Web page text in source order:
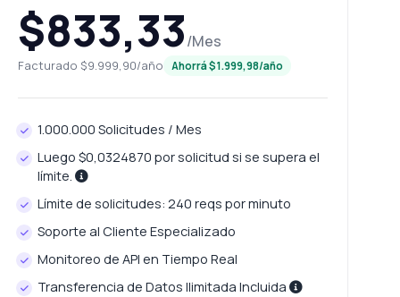
$833,33/Mes
Facturado $9.999,90/año Ahorrá $1.999,98/año
1.000.000 Solicitudes / Mes
Luego $0,0324870 por solicitud si se supera el
límite.
Límite de solicitudes: 240 reqs por minuto
Soporte al Cliente Especializado
Monitoreo de API en Tiempo Real
Transferencia de Datos Ilimitada Incluida